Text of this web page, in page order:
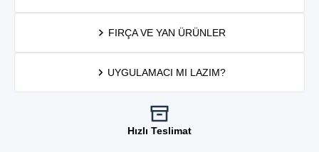
FIRÇA VE YAN ÜRÜNLER
UYGULAMACI MI LAZIM?
Hızlı Teslimat